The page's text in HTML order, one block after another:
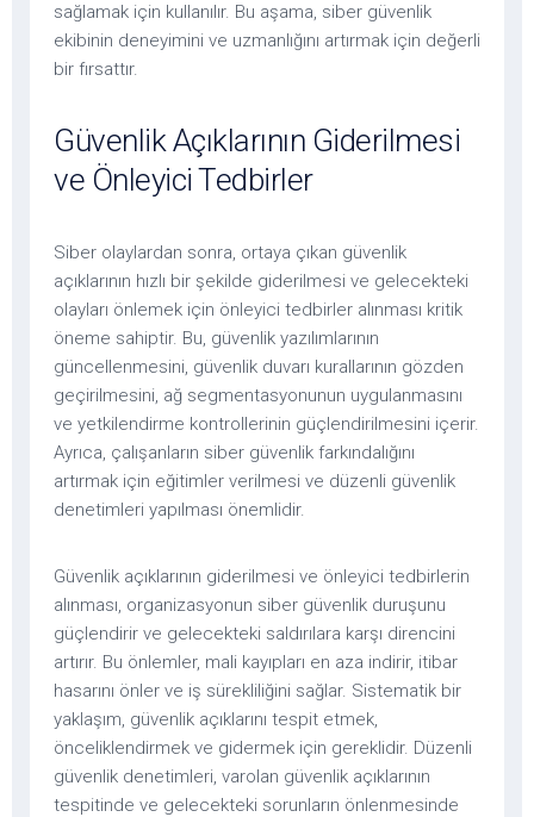
sağlamak için kullanılır. Bu aşama, siber güvenlik
ekibinin deneyimini ve uzmanlığını artırmak için değerli
bir fırsattır.
Güvenlik Açıklarının Giderilmesi
ve Önleyici Tedbirler
Siber olaylardan sonra, ortaya çıkan güvenlik
açıklarının hızlı bir şekilde giderilmesi ve gelecekteki
olayları önlemek için önleyici tedbirler alınması kritik
öneme sahiptir. Bu, güvenlik yazılımlarının
güncellenmesini, güvenlik duvarı kurallarının gözden
geçirilmesini, ağ segmentasyonunun uygulanmasını
ve yetkilendirme kontrollerinin güçlendirilmesini içerir.
Ayrıca, çalışanların siber güvenlik farkındalığını
artırmak için eğitimler verilmesi ve düzenli güvenlik
denetimleri yapılması önemlidir.
Güvenlik açıklarının giderilmesi ve önleyici tedbirlerin
alınması, organizasyonun siber güvenlik duruşunu
güçlendirir ve gelecekteki saldırılara karşı direncini
artırır. Bu önlemler, mali kayıpları en aza indirir, itibar
hasarını önler ve iş sürekliliğini sağlar. Sistematik bir
yaklaşım, güvenlik açıklarını tespit etmek,
önceliklendirmek ve gidermek için gereklidir. Düzenli
güvenlik denetimleri, varolan güvenlik açıklarının
tespitinde ve gelecekteki sorunların önlenmesinde